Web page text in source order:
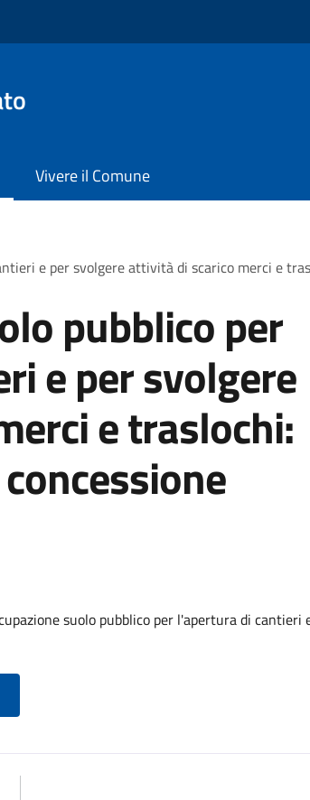
Vivere il Comune
e per svolgere attività di scarico merci e
pubblico per
e per svolgere
e traslochi:
suolo pubblico per l'apertura di cantieri